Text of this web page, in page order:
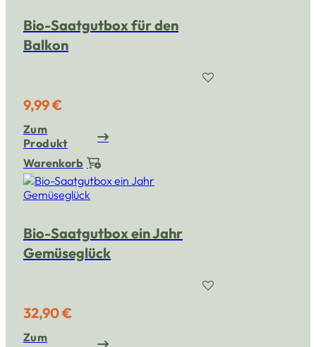
Bio-Saatgutbox für den
Balkon
9,99 €
Zum
Produkt
Warenkorb
Bio-Saatgutbox ein Jahr
Gemüseglück
32,90 €
Zum